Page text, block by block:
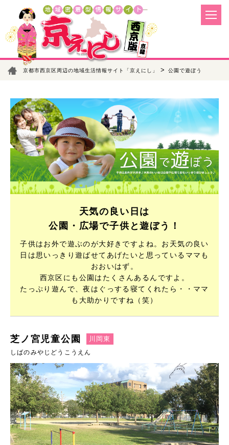
京都市西京区周辺の地域生活情報サイト「京えにし」 > 公園で遊ぼう
天気の良い日は
公園・広場で子供と遊ぼう！
子供はお外で遊ぶのが大好きですよね。お天気の良い
日は思いっきり遊ばせてあげたいと思っているママも
おおいはず。
西京区にも公園はたくさんあるんですよ。
たっぷり遊んで、夜はぐっする寝てくれたら・・ママ
も大助かりですね（笑）
芝ノ宮児童公園 川岡東
しばのみやじどうこうえん